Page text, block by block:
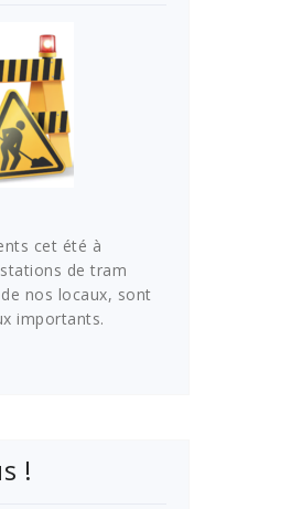
cet été à
de tram
nos locaux, sont
importants.
!